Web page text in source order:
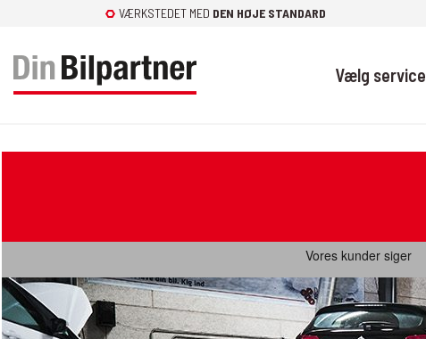
indhold
VÆRKSTEDET MED DEN HØJE STANDARD
Vælg service